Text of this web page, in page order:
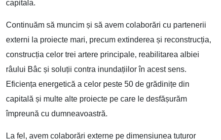
capitala.
Continuăm să muncim și să avem colaborări cu partenerii
externi la proiecte mari, precum extinderea și reconstrucția,
construcția celor trei artere principale, reabilitarea albiei
râului Bâc și soluții contra inundațiilor în acest sens.
Eficiența energetică a celor peste 50 de grădinițe din
capitală și multe alte proiecte pe care le desfășurăm
împreună cu dumneavoastră.
La fel, avem colaborări externe pe dimensiunea tuturor